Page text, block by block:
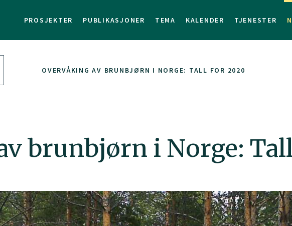
PROSJEKTER PUBLIKASJONER TEMA KALENDER TJENESTER
OVERVÅKING AV BRUNBJØRN I NORGE: TALL FOR 2020
brunbjørn i Norge: